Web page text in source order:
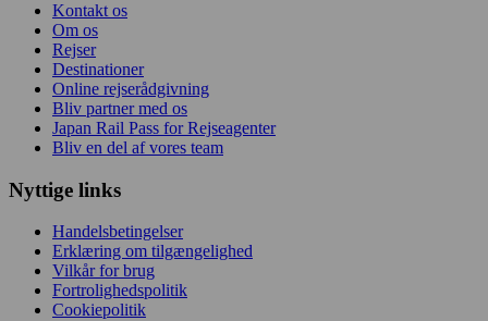
Kontakt os
Om os
Rejser
Destinationer
Online rejserådgivning
Bliv partner med os
Japan Rail Pass for Rejseagenter
Bliv en del af vores team
Nyttige links
Handelsbetingelser
Erklæring om tilgængelighed
Vilkår for brug
Fortrolighedspolitik
Cookiepolitik